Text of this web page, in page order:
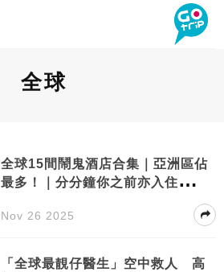
全球
全球15間鬧鬼酒店合集｜亞洲區佔
最多！｜分分鐘你之前亦入住
Nov 26 2025
「全球最靚仔醫生」空中救人 高